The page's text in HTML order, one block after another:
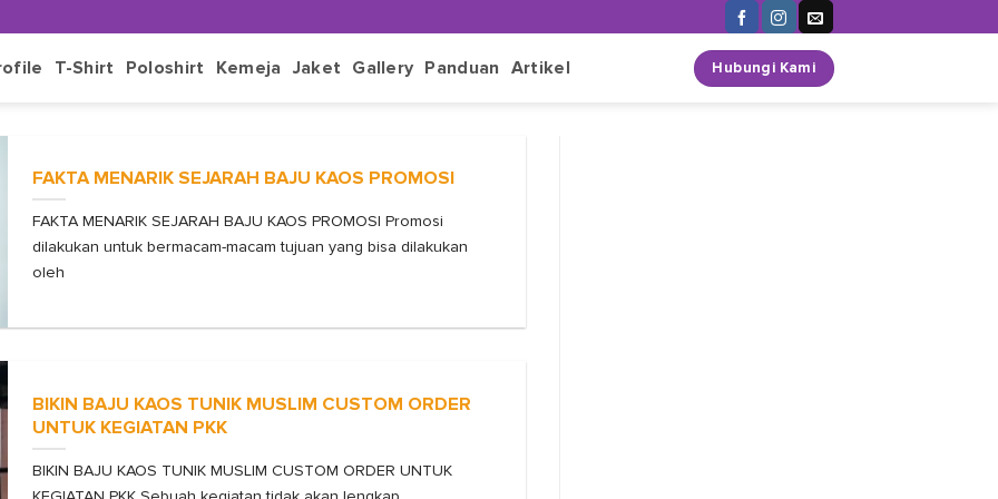
T-Shirt Poloshirt Kemeja Jaket Gallery Panduan Artikel Hubungi Kami
FAKTA MENARIK SEJARAH BAJU KAOS PROMOSI
FAKTA MENARIK SEJARAH BAJU KAOS PROMOSI Promosi
dilakukan untuk bermacam-macam tujuan yang bisa dilakukan
oleh
BIKIN BAJU KAOS TUNIK MUSLIM CUSTOM ORDER
UNTUK KEGIATAN PKK
BIKIN BAJU KAOS TUNIK MUSLIM CUSTOM ORDER UNTUK